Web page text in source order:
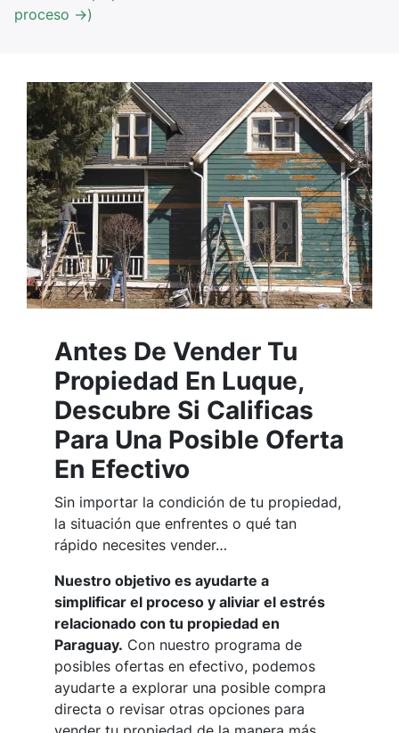
proceso →)
Antes De Vender Tu
Propiedad En Luque,
Descubre Si Calificas
Para Una Posible Oferta
En Efectivo
Sin importar la condición de tu propiedad,
la situación que enfrentes o qué tan
rápido necesites vender…
Nuestro objetivo es ayudarte a
simplificar el proceso y aliviar el estrés
relacionado con tu propiedad en
Paraguay. Con nuestro programa de
posibles ofertas en efectivo, podemos
ayudarte a explorar una posible compra
directa o revisar otras opciones para